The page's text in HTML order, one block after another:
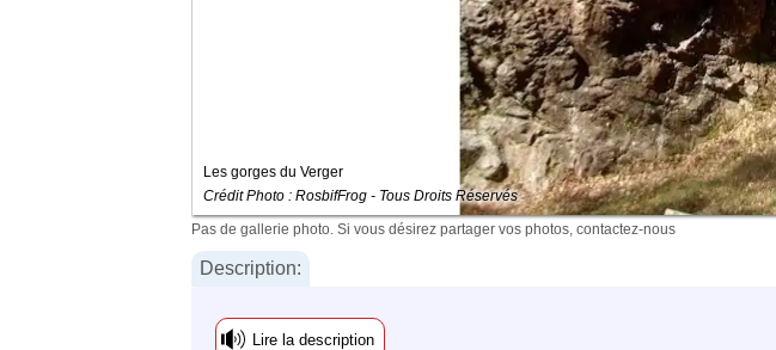
Les gorges du Verger
Crédit Photo : RosbifFrog - Tous Droits Réservés
Pas de gallerie photo. Si vous désirez partager vos photos, contactez-nous
Description:
Lire la description